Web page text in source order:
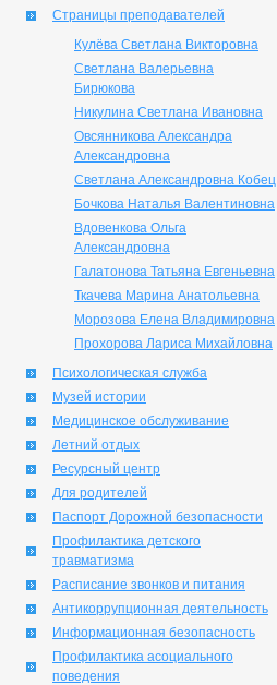
Страницы преподавателей
Кулёва Светлана Викторовна
Светлана Валерьевна
Бирюкова
Никулина Светлана Ивановна
Овсянникова Александра
Александровна
Светлана Александровна Кобец
Бочкова Наталья Валентиновна
Вдовенкова Ольга
Александровна
Галатонова Татьяна Евгеньевна
Ткачева Марина Анатольевна
Морозова Елена Владимировна
Прохорова Лариса Михайловна
Психологическая служба
Музей истории
Медицинское обслуживание
Летний отдых
Ресурсный центр
Для родителей
Паспорт Дорожной безопасности
Профилактика детского
травматизма
Расписание звонков и питания
Антикоррупционная деятельность
Информационная безопасность
Профилактика асоциального
поведения